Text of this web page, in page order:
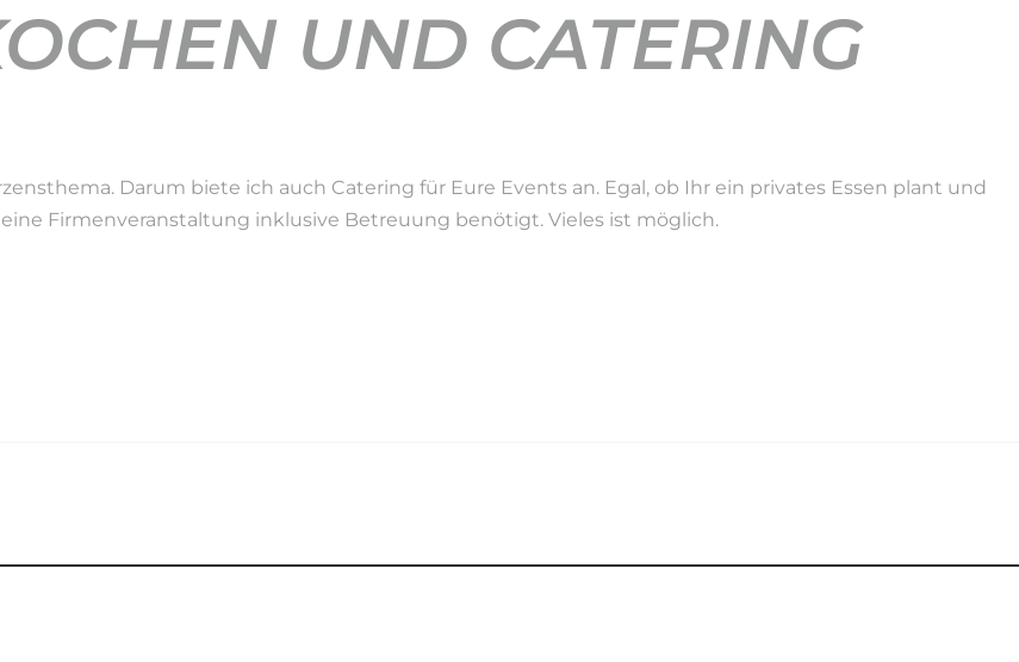
UND CATERING
Darum biete ich auch Catering für Eure Events an. Egal, ob Ihr ein privates Essen plant und
Firmenveranstaltung inklusive Betreuung benötigt. Vieles ist möglich.